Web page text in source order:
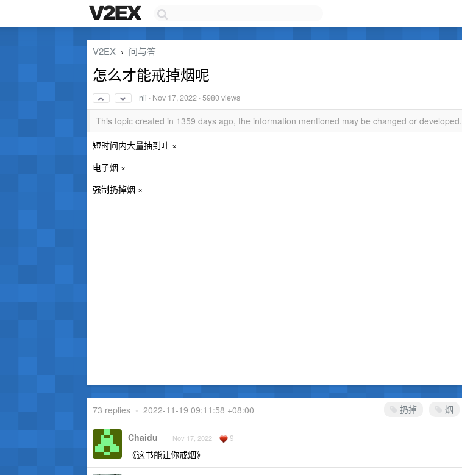
V2EX › 问与答
怎么才能戒掉烟呢
nii · Nov 17, 2022 · 5980 views
This topic created in 1359 days ago, the information mentioned may be changed or developed.
短时间内大量抽到吐 ×
电子烟 ×
强制扔掉烟 ×
扔掉 烟
73 replies • 2022-11-19 09:11:58 +08:00
Chaidu Nov 17, 2022 9
《这书能让你戒烟》